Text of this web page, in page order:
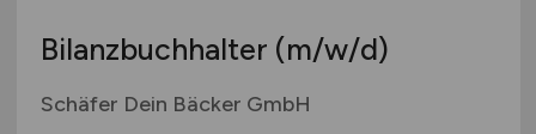
Bilanzbuchhalter (m/w/d)
Schäfer Dein Bäcker GmbH